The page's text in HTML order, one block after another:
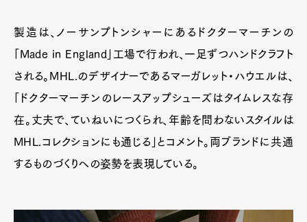
製造は、ノーサンプトンシャーにあるドクターマーチンの
「Made in England」工場で行われ、一足ずつハンドクラフト
される。MHL.のデザイナーであるマーガレット・ハウエルは、
「ドクターマーチンのレースアップシューズはタイムレスな存
在。丈夫で、ていねいにつくられ、年齢を問わないスタイルは
MHL.コレクションにも通じる」とコメント。両ブランドに共通
するものづくりへの姿勢を表現している。